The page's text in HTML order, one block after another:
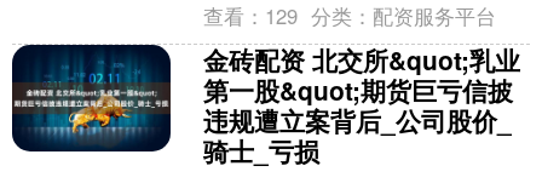
查看： 129 分类： 配资服务平台
金砖配资 北交所&quot;乳业
第一股&quot;期货巨亏信披
违规遭立案背后_公司股价_
骑士_亏损